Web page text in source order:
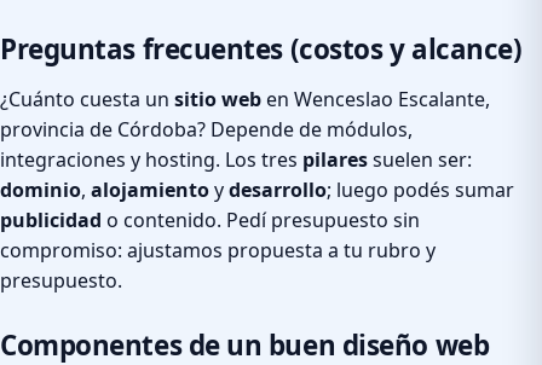
Preguntas frecuentes (costos y alcance)
¿Cuánto cuesta un sitio weben Wenceslao Escalante,
provincia de Córdoba? Depende de módulos,
integraciones y hosting. Los tres pilaressuelen ser:
dominio, alojamientoydesarrollo; luego podés sumar
publicidad o contenido. Pedí presupuesto sin
compromiso: ajustamos propuesta a tu rubro y
presupuesto.
Componentes de un buen diseño web